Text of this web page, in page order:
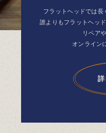
フラットヘッドでは長
誰よりもフラットヘッ
リペア
オンライン
詳